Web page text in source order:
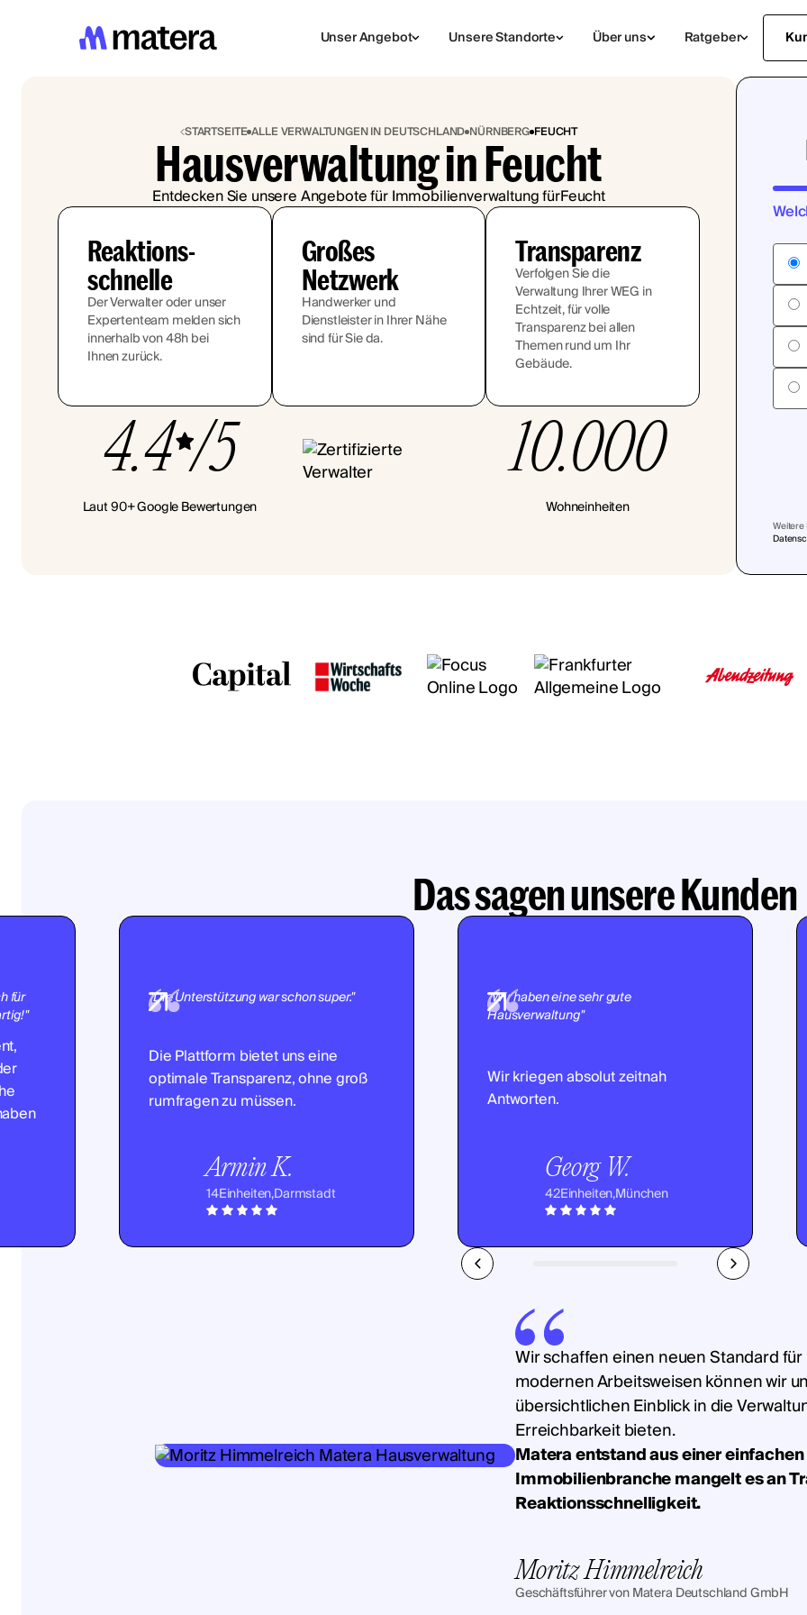
Unser Angebot Unsere Standorte Über uns Ratgeber
STARTSEITE ALLE VERWALTUNGEN IN DEUTSCHLAND NÜRNBERG FEUCHT
Hausverwaltung in Feucht
Entdecken Sie unsere Angebote für Immobilienverwaltung fürFeucht
Reaktions-
schnelle
Der Verwalter oder unser
Expertenteam melden sich
innerhalb von 48h bei
Ihnen zurück.
Großes
Netzwerk
Handwerker und
Dienstleister in Ihrer Nähe
sind für Sie da.
Transparenz
Verfolgen Sie die
Verwaltung Ihrer WEG in
Echtzeit, für volle
Transparenz bei allen
Themen rund um Ihr
Gebäude.
4.4 /5
Laut 90+ Google Bewertungen
10.000
Wohneinheiten
Weitere
Das sagen unsere Kunden
für
"Die Unterstützung war schon super."
Die Plattform bietet uns eine
optimale Transparenz, ohne groß
rumfragen zu müssen.
Armin K.
14Einheiten,Darmstadt
"Wir haben eine sehr gute
Hausverwaltung"
Wir kriegen absolut zeitnah
Antworten.
Georg W.
42Einheiten,München
Wir schaffen einen neuen Standard
modernen Arbeitsweisen können wir
übersichtlichen Einblick in die
Erreichbarkeit bieten.
Matera entstand aus einer
Immobilienbranche mangelt es an
Reaktionsschnelligkeit.
Moritz Himmelreich
Geschäftsführer von Matera Deutschland GmbH